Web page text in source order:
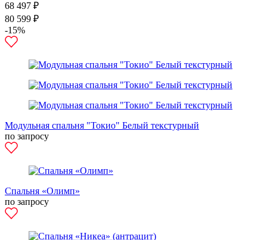
68 497 ₽
80 599 ₽
-15%
Модульная спальня "Токио" Белый текстурный
по запросу
Спальня «Олимп»
по запросу